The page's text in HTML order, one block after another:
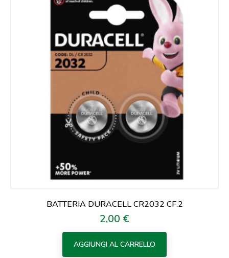
BATTERIA DURACELL CR2032 CF.2
Prezzo
2,00 €
AGGIUNGI AL CARRELLO